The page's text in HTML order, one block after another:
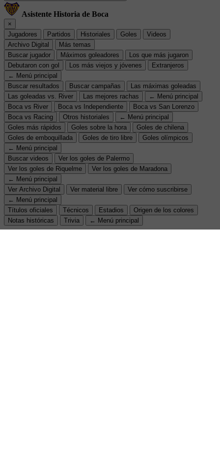
Asistente Historia de Boca
×
Jugadores
Partidos Historiales Goles
Videos
Archivo Digital
Más temas
Buscar jugador
Máximos goleadores
Los que más jugaron
Debutaron con gol
Los más viejos y jóvenes
Extranjeros
← Menú principal
Buscar resultados
Buscar campañas
Las máximas goleadas
Las goleadas vs. River
Las mejores rachas
← Menú principal
Boca vs River
Boca vs Independiente
Boca vs San Lorenzo
Boca vs Racing
Otros historiales
← Menú principal
Goles más rápidos
Goles sobre la hora
Goles de chilena
Goles de emboquillada
Goles de tiro libre
Goles olímpicos
← Menú principal
Buscar videos
Ver los goles de Palermo
Ver los goles de Riquelme
Ver los goles de Maradona
← Menú principal
Ver Archivo Digital
Ver material libre
Ver cómo suscribirse
← Menú principal
Títulos oficiales
Técnicos Estadios
Origen de los colores
Notas históricas
Trivia ← Menú principal